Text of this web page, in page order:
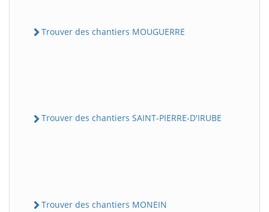
Trouver des chantiers MOUGUERRE
Trouver des chantiers SAINT-PIERRE-D'IRUBE
Trouver des chantiers MONEIN